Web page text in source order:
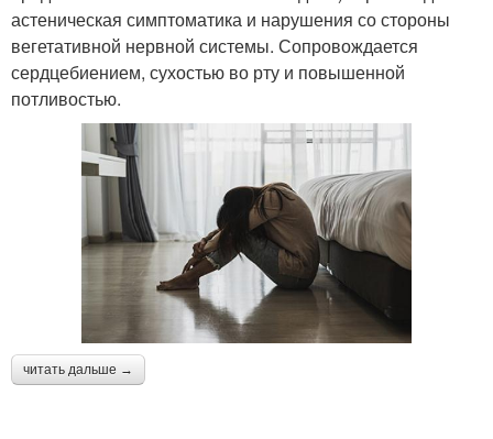
астеническая симптоматика и нарушения со стороны
вегетативной нервной системы. Сопровождается
сердцебиением, сухостью во рту и повышенной
потливостью.
читать дальше →